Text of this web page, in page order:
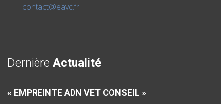
contact@eavc.fr
Dernière Actualité
« EMPREINTE ADN VET CONSEIL »